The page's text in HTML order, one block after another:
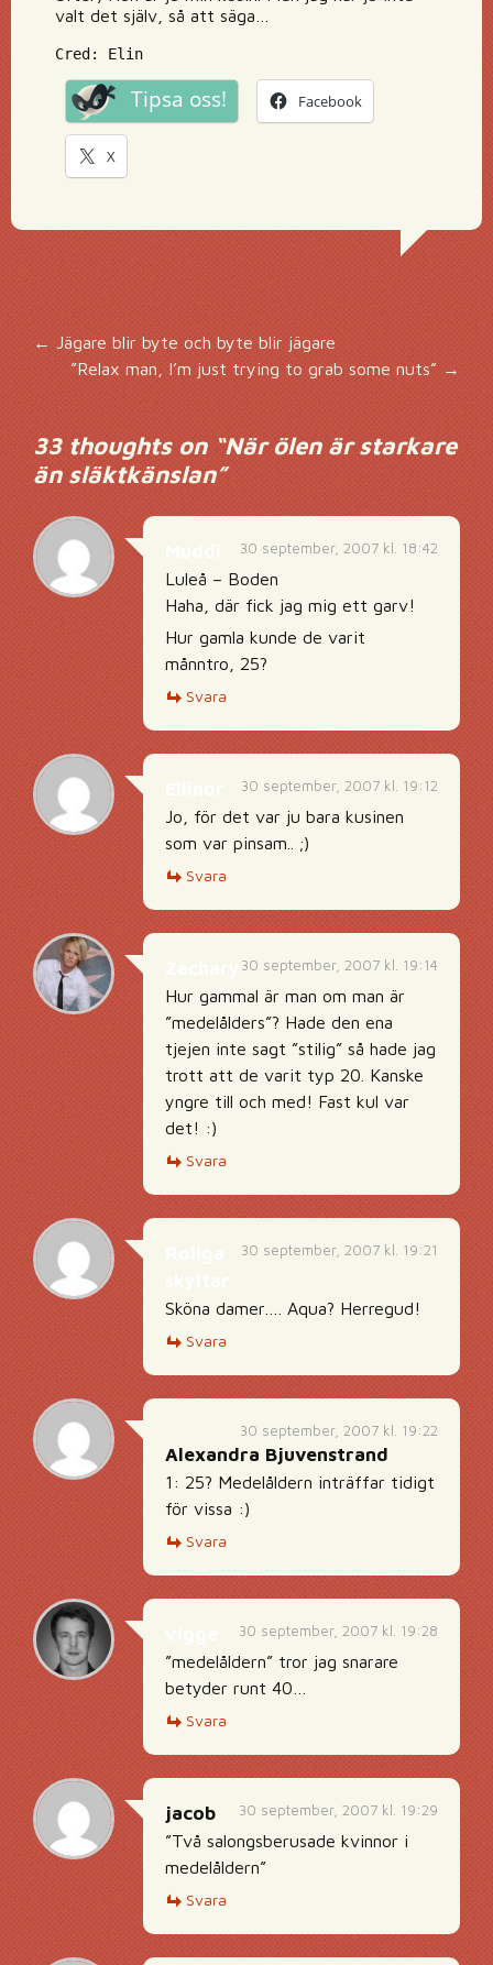
valt det själv, så att säga…
Cred: Elin
Tipsa oss! Facebook
X
Inläggsnavigering
←Jägare blir byte och byte blir jägare
”Relax man, I’m just trying to grab some nuts”→
33 thoughts on “När ölen är starkare
än släktkänslan”
30 september, 2007 kl. 18:42
Luleå – Boden
Haha, där fick jag mig ett garv!
Hur gamla kunde de varit
månntro, 25?
Svara
30 september, 2007 kl. 19:12
Jo, för det var ju bara kusinen
som var pinsam.. ;)
Svara
30 september, 2007 kl. 19:14
Hur gammal är man om man är
”medelålders”? Hade den ena
tjejen inte sagt ”stilig” så hade jag
trott att de varit typ 20. Kanske
yngre till och med! Fast kul var
det! :)
Svara
30 september, 2007 kl. 19:21
Sköna damer…. Aqua? Herregud!
Svara
30 september, 2007 kl. 19:22
Alexandra Bjuvenstrand
1: 25? Medelåldern inträffar tidigt
för vissa :)
Svara
30 september, 2007 kl. 19:28
”medelåldern” tror jag snarare
betyder runt 40…
Svara
30 september, 2007 kl. 19:29
jacob
”Två salongsberusade kvinnor i
medelåldern”
Svara